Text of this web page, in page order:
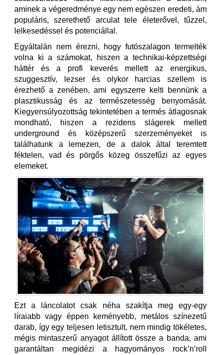
aminek a végeredménye egy nem egészen eredeti, ám
populáris, szerethető arculat tele életerővel, tűzzel,
lelkesedéssel és potenciállal.
Egyáltalán nem érezni, hogy futószalagon termelték
volna ki a számokat, hiszen a technikai-képzettségi
háttér és a profi keverés mellett az energikus,
szuggesztív, lezser és olykor harcias szellem is
érezhető a zenében, ami egyszerre kelti bennünk a
plasztikusság és az természetesség benyomását.
Kiegyensúlyozottság tekintetében a termés átlagosnak
mondható, hiszen a rezidens slágerek mellett
underground és középszerű szerzeményeket is
találhatunk a lemezen, de a dalok által teremtett
féktelen, vad és pörgős közeg összefűzi az egyes
elemeket.
Ezt a láncolatot csak néha szakítja meg egy-egy
líraiabb vagy éppen keményebb, metálos színezetű
darab, így egy teljesen letisztult, nem mindig tökéletes,
mégis mintaszerű anyagot állított össze a banda, ami
garantáltan megidézi a hagyományos rock’n’roll